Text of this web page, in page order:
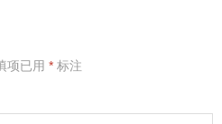
项已用 * 标注